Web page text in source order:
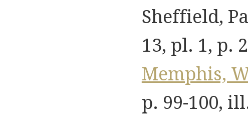
Sheffield,
13, pl. 1, p.
Memphis,
p. 99-100,